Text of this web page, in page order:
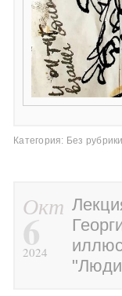
Категория: Без рубрики
Окт
6
2024
"Люди